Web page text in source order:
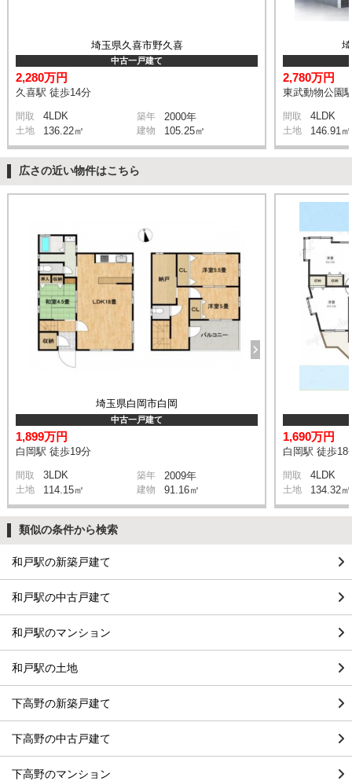
埼玉県久喜市野久喜
中古一戸建て
2,280万円
久喜駅 徒歩14分
間取 4LDK 築年 2000年
土地 136.22㎡ 建物 105.25㎡
2,780万円
東武動物公園
間取 4LDK
土地 146.91㎡
広さの近い物件はこちら
埼玉県白岡市白岡
中古一戸建て
1,899万円
白岡駅 徒歩19分
間取 3LDK 築年 2009年
土地 114.15㎡ 建物 91.16㎡
1,690万円
白岡駅 徒歩18
間取 4LDK
土地 134.32㎡
類似の条件から検索
和戸駅の新築戸建て
和戸駅の中古戸建て
和戸駅のマンション
和戸駅の土地
下高野の新築戸建て
下高野の中古戸建て
下高野のマンション